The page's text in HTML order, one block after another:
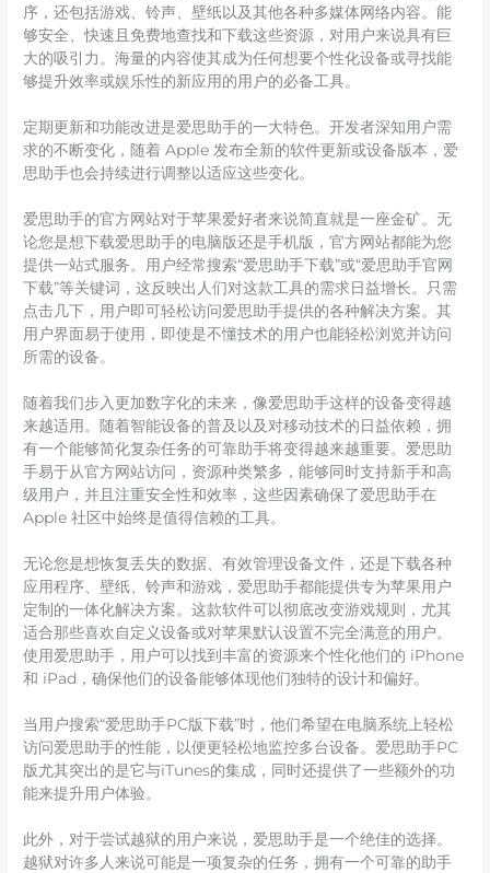
序，还包括游戏、铃声、壁纸以及其他各种多媒体网络内容。能
够安全、快速且免费地查找和下载这些资源，对用户来说具有巨
大的吸引力。海量的内容使其成为任何想要个性化设备或寻找能
够提升效率或娱乐性的新应用的用户的必备工具。
定期更新和功能改进是爱思助手的一大特色。开发者深知用户需
求的不断变化，随着 Apple 发布全新的软件更新或设备版本，爱
思助手也会持续进行调整以适应这些变化。
爱思助手的官方网站对于苹果爱好者来说简直就是一座金矿。无
论您是想下载爱思助手的电脑版还是手机版，官方网站都能为您
提供一站式服务。用户经常搜索“爱思助手下载”或“爱思助手官网
下载”等关键词，这反映出人们对这款工具的需求日益增长。只需
点击几下，用户即可轻松访问爱思助手提供的各种解决方案。其
用户界面易于使用，即使是不懂技术的用户也能轻松浏览并访问
所需的设备。
随着我们步入更加数字化的未来，像爱思助手这样的设备变得越
来越适用。随着智能设备的普及以及对移动技术的日益依赖，拥
有一个能够简化复杂任务的可靠助手将变得越来越重要。爱思助
手易于从官方网站访问，资源种类繁多，能够同时支持新手和高
级用户，并且注重安全性和效率，这些因素确保了爱思助手在
Apple 社区中始终是值得信赖的工具。
无论您是想恢复丢失的数据、有效管理设备文件，还是下载各种
应用程序、壁纸、铃声和游戏，爱思助手都能提供专为苹果用户
定制的一体化解决方案。这款软件可以彻底改变游戏规则，尤其
适合那些喜欢自定义设备或对苹果默认设置不完全满意的用户。
使用爱思助手，用户可以找到丰富的资源来个性化他们的 iPhone
和 iPad，确保他们的设备能够体现他们独特的设计和偏好。
当用户搜索“爱思助手PC版下载”时，他们希望在电脑系统上轻松
访问爱思助手的性能，以便更轻松地监控多台设备。爱思助手PC
版尤其突出的是它与iTunes的集成，同时还提供了一些额外的功
能来提升用户体验。
此外，对于尝试越狱的用户来说，爱思助手是一个绝佳的选择。
越狱对许多人来说可能是一项复杂的任务，拥有一个可靠的助手